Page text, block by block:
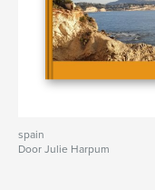
spain
Door Julie Harpum